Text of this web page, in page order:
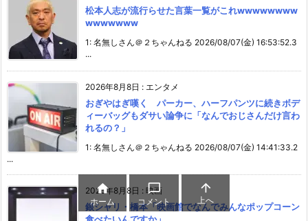
松本人志が流行らせた言葉一覧がこれwwwwwwww
wwwwwww
1: 名無しさん＠２ちゃんねる 2026/08/07(金) 16:53:52.3
...
2026年8月8日 : エンタメ
おぎやはぎ嘆く パーカー、ハーフパンツに続きボデ
ィーバッグもダサい論争に「なんでおじさんだけ言わ
れるの？」
1: 名無しさん＠２ちゃんねる 2026/08/07(金) 14:41:33.2
...
2026年8月8日 : 映画
銀シャリ・橋本「映画館でなんでみんなポップコーン
食べたいんですか」

ホーム

コメント

上へ